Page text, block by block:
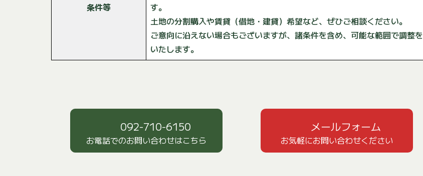
条件等
す。
土地の分割購入や賃貸（借地・建貸）希望など、ぜひご相談ください。
ご意向に沿えない場合もございますが、諸条件を含め、可能な範囲で調整を
いたします。
092-710-6150
お電話でのお問い合わせはこちら
メールフォーム
お気軽にお問い合わせください